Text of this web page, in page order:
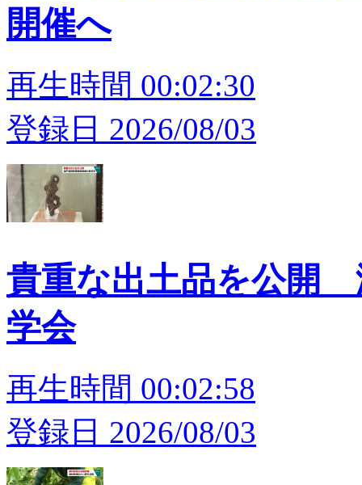
開催へ
再生時間 00:02:30
登録日 2026/08/03
貴重な出土品を公開
学会
再生時間 00:02:58
登録日 2026/08/03